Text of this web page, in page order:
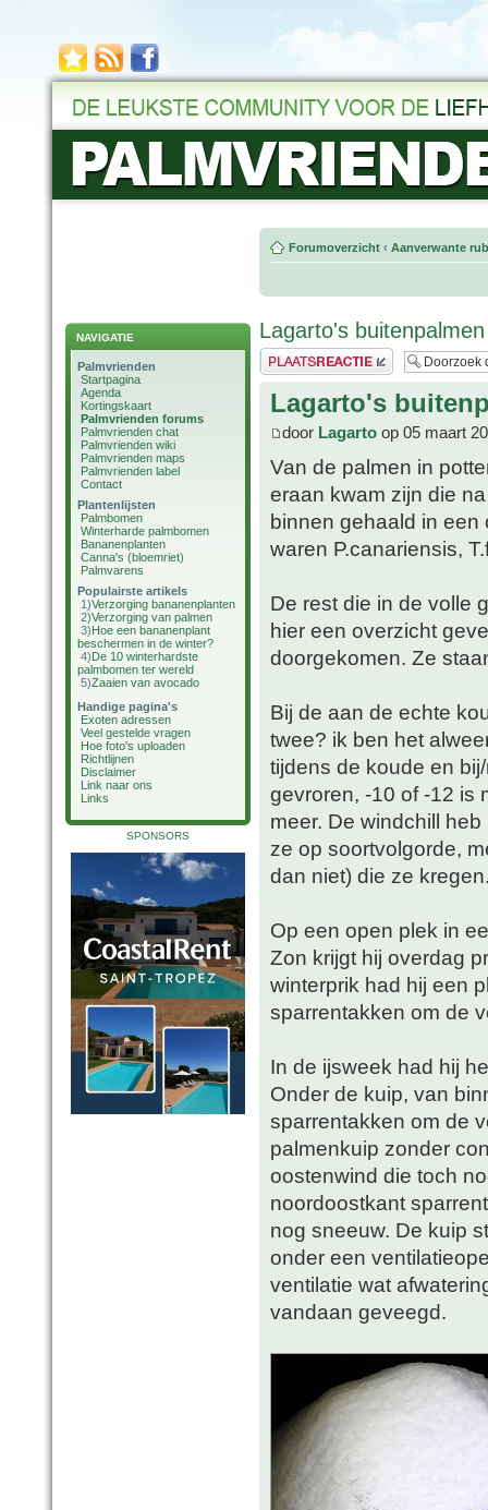
NAVIGATIE
Palmvrienden
Startpagina
Agenda
Kortingskaart
Palmvrienden forums
Palmvrienden chat
Palmvrienden wiki
Palmvrienden maps
Palmvrienden label
Contact
Plantenlijsten
Palmbomen
Winterharde palmbomen
Bananenplanten
Canna's (bloemriet)
Palmvarens
Populairste artikels
1)Verzorging bananenplanten
2)Verzorging van palmen
3)Hoe een bananenplant
beschermen in de winter?
4)De 10 winterhardste
palmbomen ter wereld
5)Zaaien van avocado
Handige pagina's
Exoten adressen
Veel gestelde vragen
Hoe foto's uploaden
Richtlijnen
Disclaimer
Link naar ons
Links
SPONSORS
Forumoverzicht ‹ Aanverwante
Lagarto's
Plaats een reactie
Lagarto's
door Lagarto op 05 maart
Van de palmen in
eraan kwam zijn die
binnen gehaald in een
waren P.canariensis,
De rest die in de volle
hier een overzicht
doorgekomen. Ze
Bij de aan de echte
twee? ik ben het
tijdens de koude en
gevroren, -10 of -12 is
meer. De windchill
ze op soortvolgorde,
dan niet) die ze
Op een open plek in
Zon krijgt hij overdag
winterprik had hij een
sparrentakken om de
In de ijsweek had hij
Onder de kuip, van
sparrentakken om de
palmenkuip zonder
oostenwind die toch
noordoostkant
nog sneeuw. De kuip
onder een
ventilatie wat
vandaan geveegd.